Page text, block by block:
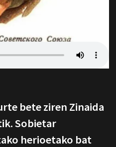
bete ziren Zinaida
Sobietar
herioetako bat